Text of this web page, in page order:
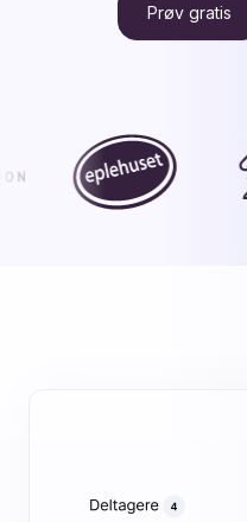
Prøv gratis